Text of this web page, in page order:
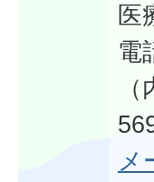
医
電
メ